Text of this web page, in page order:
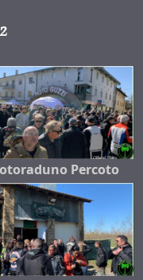
Percoto